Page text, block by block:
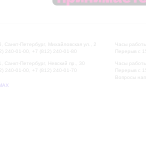
Санкт-Петербург, Михайловская ул., 2
240-01-00, +7 (812) 240-01-80
Санкт-Петербург, Невский пр., 30
240-01-00, +7 (812) 240-01-70
Часы
Перерыв с
Часы
Перерыв с
Вопросы